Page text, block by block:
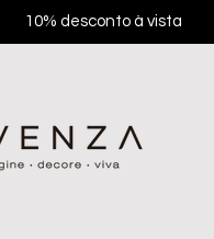
10% desconto à vista